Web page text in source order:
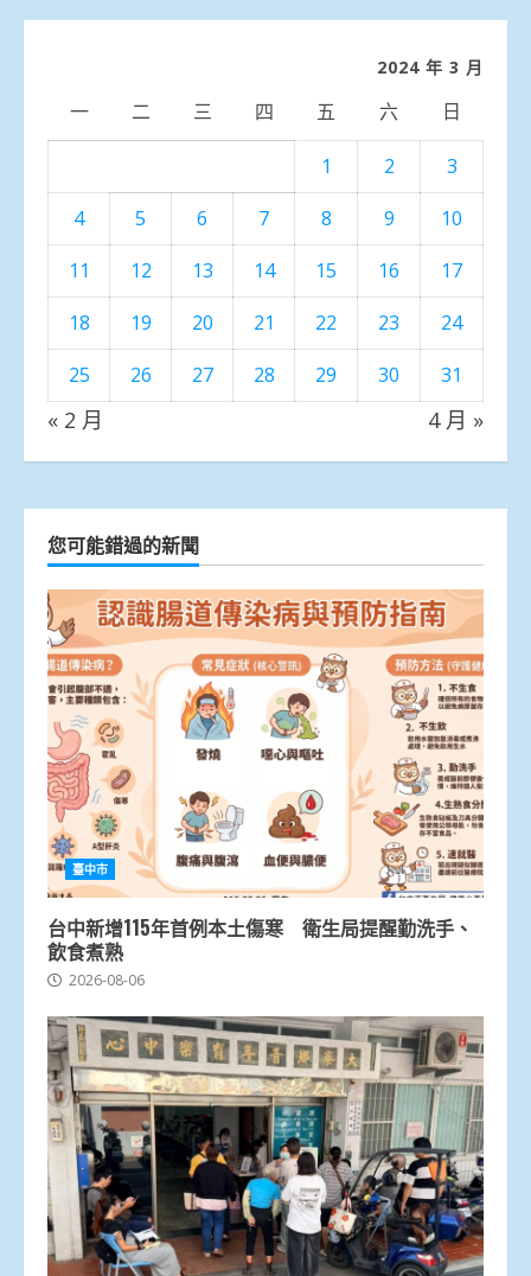
分
2024 年 3 月
一 二 三 四 五 六 日
1 2
3
4
5 6 7 8 9
10
11
12 13 14 15 16
17
18
19 20 21 22 23
24
25
26 27 28 29 30 31
« 2 月 4 月 »
您可能錯過的新聞
臺中市
台中新增115年首例本土傷寒 衛生局提醒勤洗手、
飲食煮熟
2026-08-06